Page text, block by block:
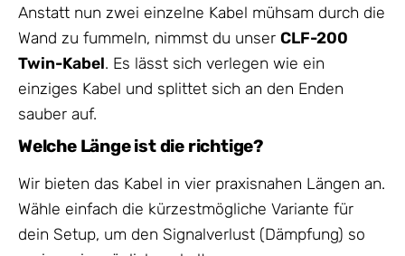
Anstatt nun zwei einzelne Kabel mühsam durch die
Wand zu fummeln, nimmst du unser CLF-200
Twin-Kabel. Es lässt sich verlegen wie ein
einziges Kabel und splittet sich an den Enden
sauber auf.
Welche Länge ist die richtige?
Wir bieten das Kabel in vier praxisnahen Längen an.
Wähle einfach die kürzestmögliche Variante für
dein Setup, um den Signalverlust (Dämpfung) so